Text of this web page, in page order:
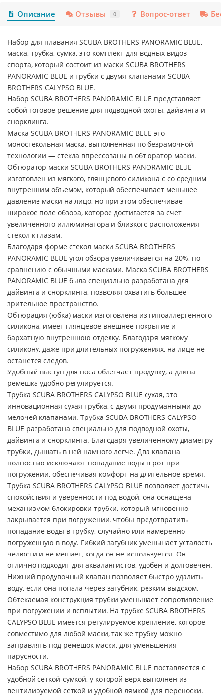
Описание Отзывы 0 Вопрос-ответ
Набор для плавания SCUBA BROTHERS PANORAMIC BLUE,
маска, трубка, сумка, это комплект для водных видов
спорта, который состоит из маски SCUBA BROTHERS
PANORAMIC BLUE и трубки с двумя клапанами SCUBA
BROTHERS CALYPSO BLUE.
Набор SCUBA BROTHERS PANORAMIC BLUE представляет
собой готовое решение для подводной охоты, дайвинга и
снорклинга.
Маска SCUBA BROTHERS PANORAMIC BLUE это
моностекольная маска, выполненная по безрамочной
технологии — стекла впрессованы в обтюратор маски.
Обтюратор маски SCUBA BROTHERS PANORAMIC BLUE
изготовлен из мягкого, глянцевого силикона с со средним
внутренним объемом, который обеспечивает меньшее
давление маски на лицо, но при этом обеспечивает
широкое поле обзора, которое достигается за счет
увеличенного иллюминатора и близкого расположения
стекол к глазам.
Благодаря форме стекол маски SCUBA BROTHERS
PANORAMIC BLUE угол обзора увеличивается на 20%, по
сравнению с обычными масками. Маска SCUBA BROTHERS
PANORAMIC BLUE была специально разработана для
дайвинга и снорклинга, позволяя охватить большее
зрительное пространство.
Обтюрация (юбка) маски изготовлена из гипоаллергенного
силикона, имеет глянцевое внешнее покрытие и
бархатную внутреннюю отделку. Благодаря мягкому
силикону, даже при длительных погружениях, на лице не
останется следов.
Удобный выступ для носа облегчает продувку, а длина
ремешка удобно регулируется.
Трубка SCUBA BROTHERS CALYPSO BLUE сухая, это
инновационная сухая трубка, с двумя продуманными до
мелочей клапанами. Трубка SCUBA BROTHERS CALYPSO
BLUE разработана специально для подводной охоты,
дайвинга и снорклинга. Благодаря увеличенному диаметру
трубки, дышать в ней намного легче. Два клапана
полностью исключают попадание воды в рот при
погружении, обеспечивая комфорт на длительное время.
Трубка SCUBA BROTHERS CALYPSO BLUE позволяет достичь
спокойствия и уверенности под водой, она оснащена
механизмом блокировки трубки, который мгновенно
закрывается при погружении, чтобы предотвратить
попадание воды в трубку, случайно или намеренно
погруженную в воду. Гибкий загубник уменьшает усталость
челюсти и не мешает, когда он не используется. Он
отлично подходит для аквалангистов, удобен и долговечен.
Нижний продувочный клапан позволяет быстро удалить
воду, если она попала через загубник, резким выдохом.
Обтекаемая конструкция трубки уменьшает сопротивление
при погружении и всплытии. На трубке SCUBA BROTHERS
CALYPSO BLUE имеется регулируемое крепление, которое
совместимо для любой маски, так же трубку можно
заправлять под ремешок маски, для уменьшения
парусности.
Набор SCUBA BROTHERS PANORAMIC BLUE поставляется с
удобной сеткой-сумкой, у которой верх выполнен из
вентилируемой сеткой и удобной лямкой для переноски.